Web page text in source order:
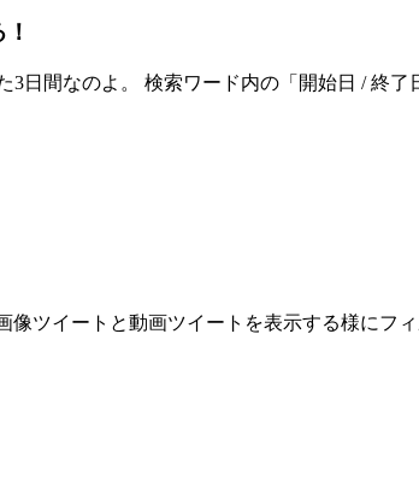
日間なのよ。 検索ワード内の「開始日 / 終
像ツイートと動画ツイートを表示する様にフ